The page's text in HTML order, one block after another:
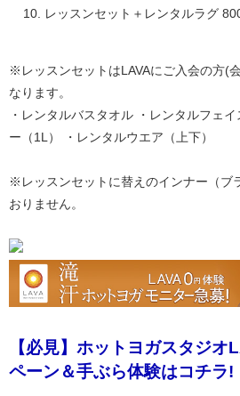
レッスンセット＋レンタルラグ
※レッスンセットはLAVAにご入会の方(
なります。
・レンタルバスタオル ・レンタルフェ
ー（1L） ・レンタルウエア（上下）
※レッスンセットに替えのインナー（ブ
おりません。
【必見】ホットヨガスタジ
ペーン＆手ぶら体験はコチラ!